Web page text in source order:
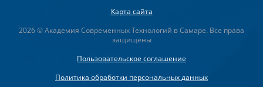
Карта сайта
2026 © Академия Современных Технологий в Самаре. Все права
защищены
Пользовательское соглашение
Политика обработки персональных данных